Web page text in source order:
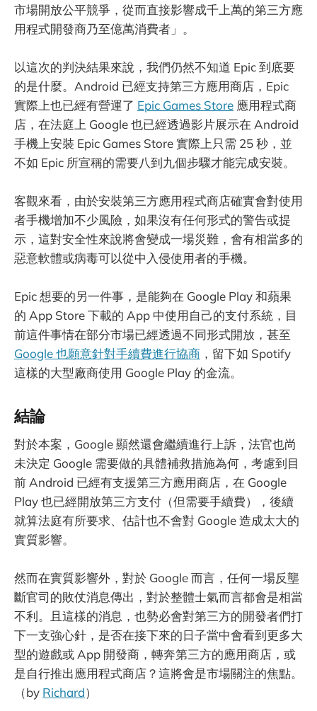
市場開放公平競爭，從而直接影響成千上萬的第三方應
用程式開發商乃至億萬消費者」。
以這次的判決結果來說，我們仍然不知道 Epic 到底要
的是什麼。Android 已經支持第三方應用商店，Epic
實際上也已經有營運了 Epic Games Store 應用程式商
店，在法庭上 Google 也已經透過影片展示在 Android
手機上安裝 Epic Games Store 實際上只需 25 秒，並
不如 Epic 所宣稱的需要八到九個步驟才能完成安裝。
客觀來看，由於安裝第三方應用程式商店確實會對使用
者手機增加不少風險，如果沒有任何形式的警告或提
示，這對安全性來說將會變成一場災難，會有相當多的
惡意軟體或病毒可以從中入侵使用者的手機。
Epic 想要的另一件事，是能夠在 Google Play 和蘋果
的 App Store 下載的 App 中使用自己的支付系統，目
前這件事情在部分市場已經透過不同形式開放，甚至
Google 也願意針對手續費進行協商 ，留下如 Spotify
這樣的大型廠商使用 Google Play 的金流。
結論
對於本案，Google 顯然還會繼續進行上訴，法官也尚
未決定 Google 需要做的具體補救措施為何，考慮到目
前 Android 已經有支援第三方應用商店，在 Google
Play 也已經開放第三方支付（但需要手續費），後續
就算法庭有所要求、估計也不會對 Google 造成太大的
實質影響。
然而在實質影響外，對於 Google 而言，任何一場反壟
斷官司的敗仗消息傳出，對於整體士氣而言都會是相當
不利。且這樣的消息，也勢必會對第三方的開發者們打
下一支強心針，是否在接下來的日子當中會看到更多大
型的遊戲或 App 開發商，轉奔第三方的應用商店，或
是自行推出應用程式商店？這將會是市場關注的焦點。
（by Richard）